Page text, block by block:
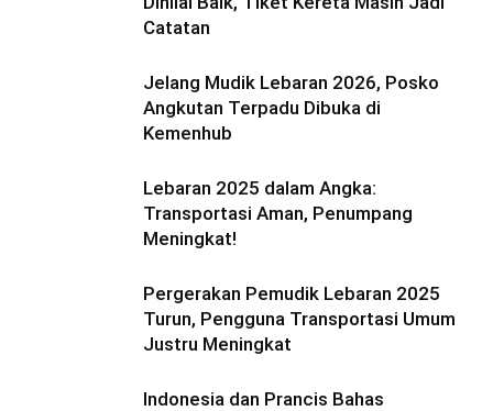
Catatan
Jelang Mudik Lebaran 2026, Posko
Angkutan Terpadu Dibuka di
Kemenhub
Lebaran 2025 dalam Angka:
Transportasi Aman, Penumpang
Meningkat!
Pergerakan Pemudik Lebaran 2025
Turun, Pengguna Transportasi Umum
Justru Meningkat
Indonesia dan Prancis Bahas